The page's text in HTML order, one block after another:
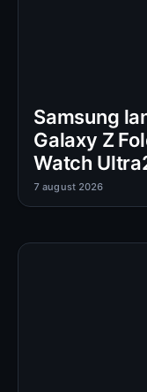
Samsung
Galaxy Z
Watch
7 august 2026